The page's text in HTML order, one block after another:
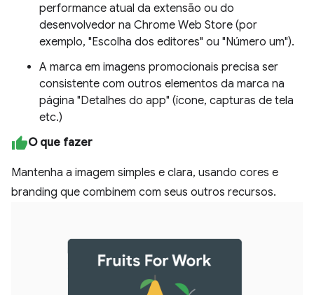
performance atual da extensão ou do
desenvolvedor na Chrome Web Store (por
exemplo, "Escolha dos editores" ou "Número um").
A marca em imagens promocionais precisa ser
consistente com outros elementos da marca na
página "Detalhes do app" (ícone, capturas de tela
etc.)
O que fazer
Mantenha a imagem simples e clara, usando cores e
branding que combinem com seus outros recursos.